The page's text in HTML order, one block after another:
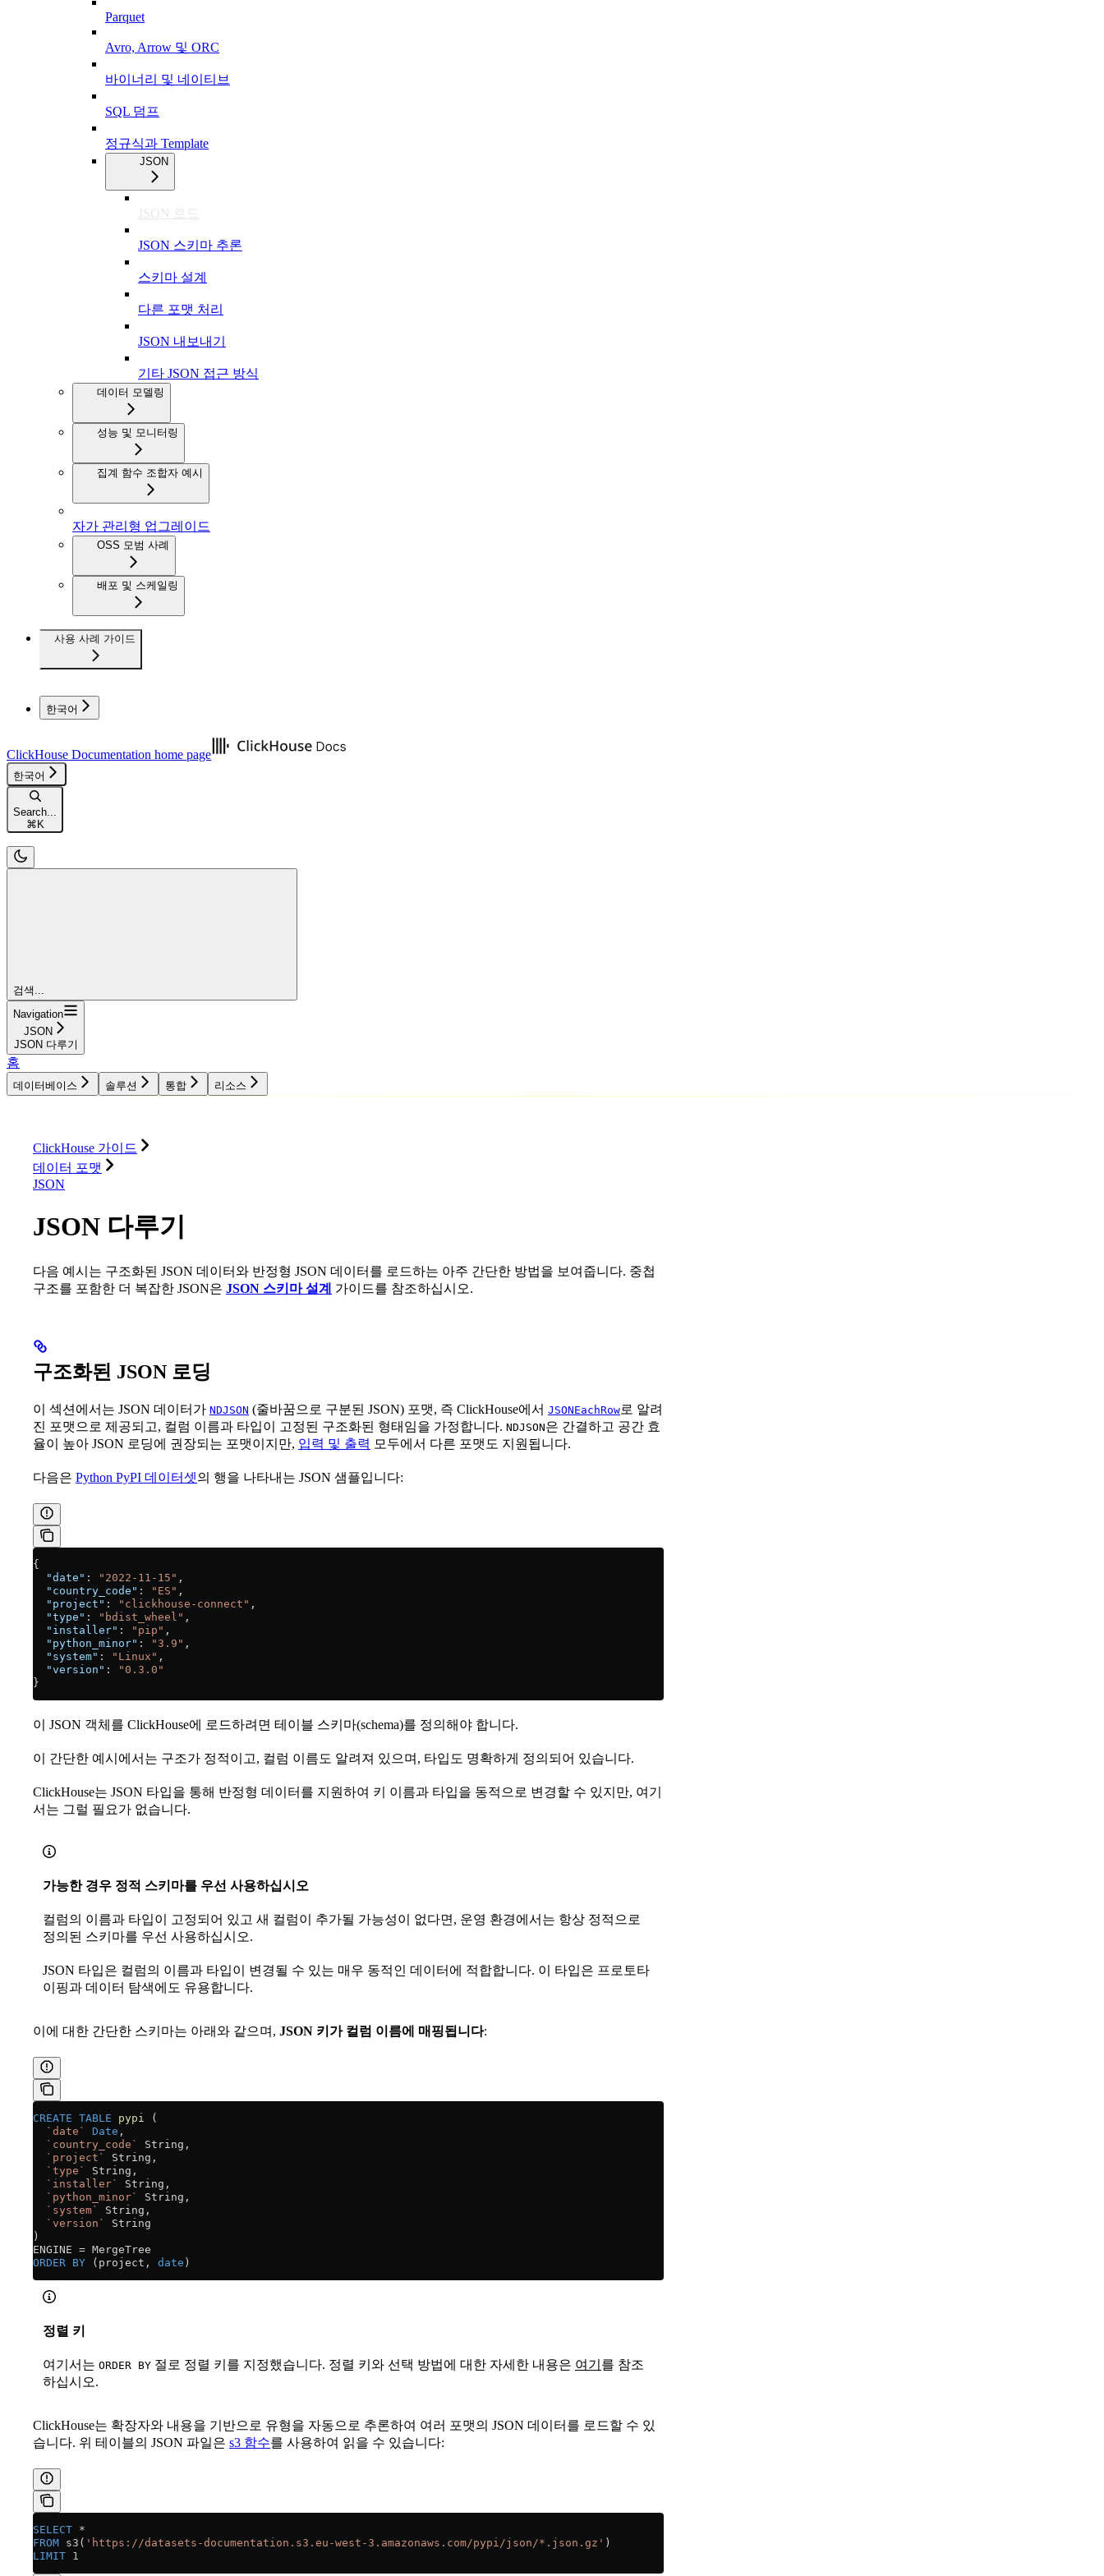
Parquet
Avro, Arrow 및 ORC
바이너리 및 네이티브
SQL 덤프
정규식과 Template
JSON
JSON 로드
JSON 스키마 추론
스키마 설계
다른 포맷 처리
JSON 내보내기
기타 JSON 접근 방식
데이터 모델링
성능 및 모니터링
집계 함수 조합자 예시
자가 관리형 업그레이드
OSS 모범 사례
배포 및 스케일링
사용 사례 가이드
한국어
ClickHouse Documentation home page
한국어
Search...
⌘ K
검색...
Navigation
JSON
JSON 다루기
홈
데이터베이스 솔루션 통합 리소스
ClickHouse 가이드
데이터 포맷
JSON
JSON 다루기
다음 예시는 구조화된 JSON 데이터와 반정형 JSON 데이터를 로드하는 아주 간단한 방법을 보여줍니다. 중첩
구조를 포함한 더 복잡한 JSON은 JSON 스키마 설계 가이드를 참조하십시오.
구조화된 JSON 로딩
이 섹션에서는 JSON 데이터가 NDJSON (줄바꿈으로 구분된 JSON) 포맷, 즉 ClickHouse에서 JSONEachRow로 알려
진 포맷으로 제공되고, 컬럼 이름과 타입이 고정된 구조화된 형태임을 가정합니다. NDJSON은 간결하고 공간 효
율이 높아 JSON 로딩에 권장되는 포맷이지만, 입력 및 출력 모두에서 다른 포맷도 지원됩니다.
다음은 Python PyPI 데이터셋의 행을 나타내는 JSON 샘플입니다:
{
  "date"
: "2022-11-15" ,
  "country_code"
: "ES" ,
  "project"
: "clickhouse-connect" ,
  "type"
: "bdist_wheel" ,
  "installer"
: "pip" ,
  "python_minor"
: "3.9" ,
  "system"
: "Linux" ,
  "version"
:
"0.3.0"
}
이 JSON 객체를 ClickHouse에 로드하려면 테이블 스키마(schema)를 정의해야 합니다.
이 간단한 예시에서는 구조가 정적이고, 컬럼 이름도 알려져 있으며, 타입도 명확하게 정의되어 있습니다.
ClickHouse는 JSON 타입을 통해 반정형 데이터를 지원하여 키 이름과 타입을 동적으로 변경할 수 있지만, 여기
서는 그럴 필요가 없습니다.
가능한 경우 정적 스키마를 우선 사용하십시오
컬럼의 이름과 타입이 고정되어 있고 새 컬럼이 추가될 가능성이 없다면, 운영 환경에서는 항상 정적으로
정의된 스키마를 우선 사용하십시오.
JSON 타입은 컬럼의 이름과 타입이 변경될 수 있는 매우 동적인 데이터에 적합합니다. 이 타입은 프로토타
이핑과 데이터 탐색에도 유용합니다.
이에 대한 간단한 스키마는 아래와 같으며, JSON 키가 컬럼 이름에 매핑됩니다:
CREATE TABLE pypi
(
  `date`
Date ,
  `country_code`
String,
  `project`
String,
  `type`
String,
  `installer`
String,
  `python_minor`
String,
  `system`
String,
  `version`
String
)
ENGINE = MergeTree
ORDER BY (project, date )
정렬 키
여기서는 ORDER BY 절로 정렬 키를 지정했습니다. 정렬 키와 선택 방법에 대한 자세한 내용은 여기 를 참조
하십시오.
ClickHouse는 확장자와 내용을 기반으로 유형을 자동으로 추론하여 여러 포맷의 JSON 데이터를 로드할 수 있
습니다. 위 테이블의 JSON 파일은 s3 함수를 사용하여 읽을 수 있습니다:
SELECT *
FROM s3( 'https://datasets-documentation.s3.eu-west-3.amazonaws.com/pypi/json/*.json.gz' )
LIMIT 1